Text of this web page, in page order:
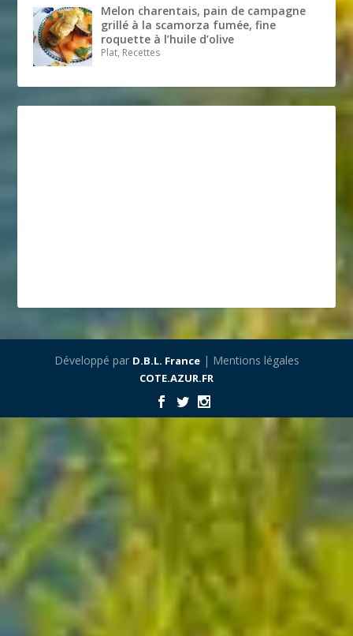
Melon charentais, pain de campagne
grillé à la scamorza fumée, fine
roquette à l’huile d’olive
Plat, Recettes
Développé par D.B.L. France| Mentions légales
COTE.AZUR.FR